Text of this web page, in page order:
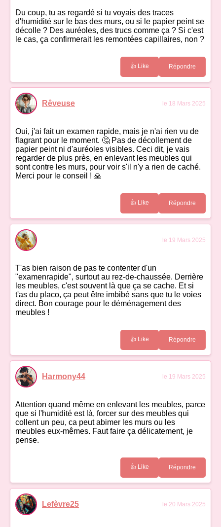
Du coup, tu as regardé si tu voyais des traces
d'humidité sur le bas des murs, ou si le papier peint se
décolle ? Des auréoles, des trucs comme ça ? Si c'est
le cas, ça confirmerait les remontées capillaires, non ?
👍 Like Répondre
Rêveuse le 18 Mars 2025
Oui, j'ai fait un examen rapide, mais je n'ai rien vu de
flagrant pour le moment. 🤔 Pas de décollement de
papier peint ni d'auréoles visibles. Ceci dit, je vais
regarder de plus près, en enlevant les meubles qui
sont contre les murs, pour voir s'il n'y a rien de caché.
Merci pour le conseil ! 🙏
👍 Like Répondre
le 19 Mars 2025
T'as bien raison de pas te contenter d'un
"examenrapide", surtout au rez-de-chaussée. Derrière
les meubles, c'est souvent là que ça se cache. Et si
t'as du placo, ça peut être imbibé sans que tu le voies
direct. Bon courage pour le déménagement des
meubles !
👍 Like Répondre
Harmony44 le 19 Mars 2025
Attention quand même en enlevant les meubles, parce
que si l'humidité est là, forcer sur des meubles qui
collent un peu, ca peut abimer les murs ou les
meubles eux-mêmes. Faut faire ça délicatement, je
pense.
👍 Like Répondre
Lefèvre25 le 20 Mars 2025